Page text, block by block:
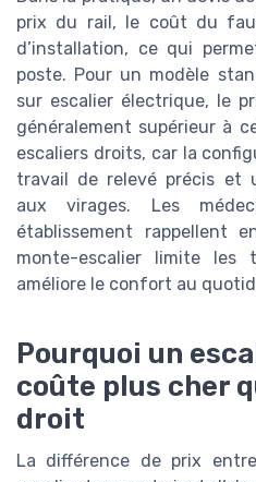
prix du rail, le coût du
d’installation, ce qui
poste. Pour un modèle
sur escalier électrique, le
généralement supérieur à
escaliers droits, car la
travail de relevé précis et
aux virages. Les
établissement rappellent
monte-escalier limite les
améliore le confort au
Pourquoi un
coûte plus cher
droit
La différence de prix